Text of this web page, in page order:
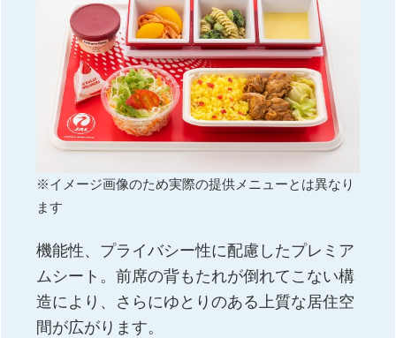
※イメージ画像のため実際の提供メニューとは異なり
ます
機能性、プライバシー性に配慮したプレミア
ムシート。前席の背もたれが倒れてこない構
造により、さらにゆとりのある上質な居住空
間が広がります。